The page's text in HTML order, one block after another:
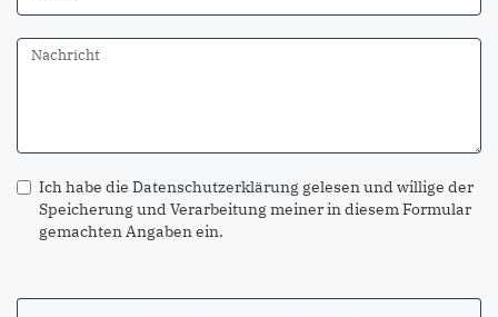
Ich habe die Datenschutzerklärung gelesen und willige der
Speicherung und Verarbeitung meiner in diesem Formular
gemachten Angaben ein.